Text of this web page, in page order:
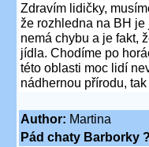
Zdravím lidičky,
že rozhledna na BH
nemá chybu a je fakt,
jídla. Chodíme po
této oblasti moc lidí
nádhernou přírodu,
Author: Martina
Pád chaty Barborky